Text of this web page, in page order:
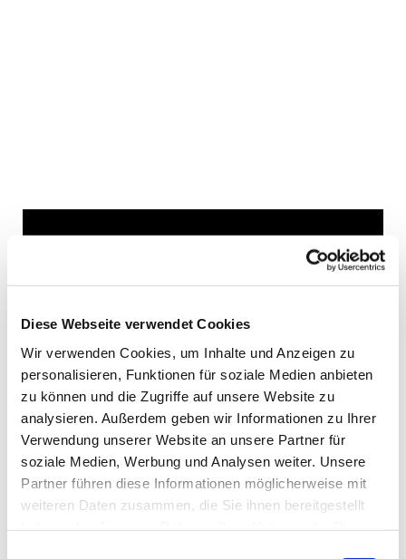
Diese Webseite verwendet Cookies
Wir verwenden Cookies, um Inhalte und Anzeigen zu
personalisieren, Funktionen für soziale Medien anbieten
zu können und die Zugriffe auf unsere Website zu
analysieren. Außerdem geben wir Informationen zu Ihrer
Verwendung unserer Website an unsere Partner für
soziale Medien, Werbung und Analysen weiter. Unsere
Partner führen diese Informationen möglicherweise mit
weiteren Daten zusammen, die Sie ihnen bereitgestellt
Dies könnte Sie auch
interessieren